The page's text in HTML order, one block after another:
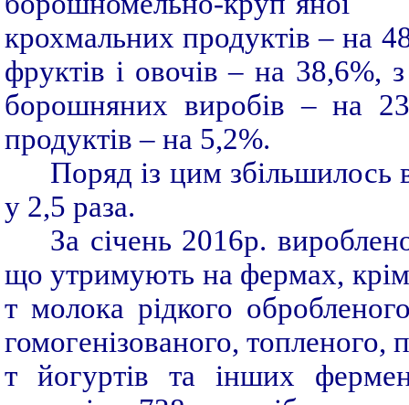
крохмальних продуктів – на
фруктів і овочів – на 38,6%,
борошняних виробів – на
продуктів – на 5,2%.
Поряд із цим збільшилось
у 2,5 раза.
За січень 2016р.
що утримують на фермах,
т молока рідкого
гомогенізованого,
т йогуртів та інших